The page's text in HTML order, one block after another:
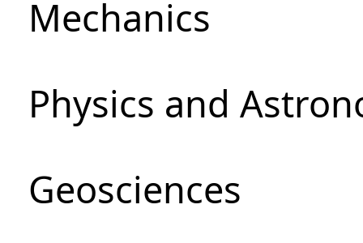
Mechanics
Physics and
Geosciences